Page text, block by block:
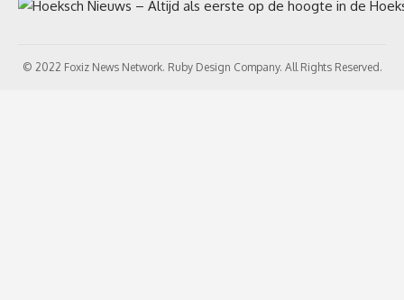
© 2022 Foxiz News Network. Ruby Design Company. All Rights Reserved.